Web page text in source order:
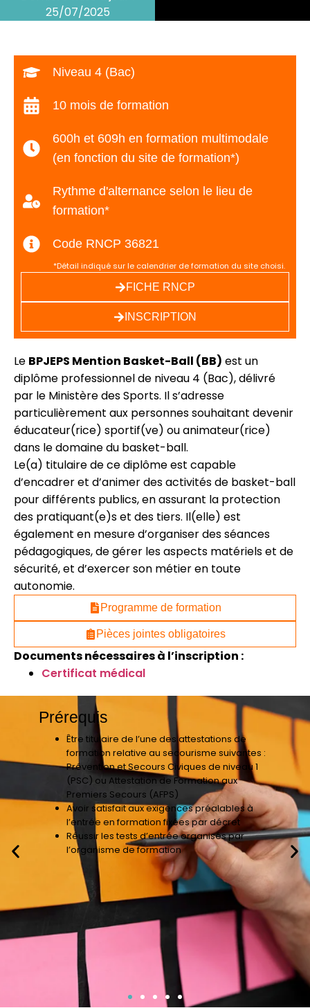
25/07/2025
Niveau 4 (Bac)
10 mois de formation
600h et 609h en formation multimodale
(en fonction du site de formation*)
Rythme d'alternance selon le lieu de
formation*
Code RNCP 36821
*Détail indiqué sur le calendrier de formation du site choisi.
FICHE RNCP
INSCRIPTION
Le BPJEPS Mention Basket-Ball (BB) est un
diplôme professionnel de niveau 4 (Bac), délivré
par le Ministère des Sports. Il s’adresse
particulièrement aux personnes souhaitant devenir
éducateur(rice) sportif(ve) ou animateur(rice)
dans le domaine du basket-ball.
Le(a) titulaire de ce diplôme est capable
d’encadrer et d’animer des activités de basket-ball
pour différents publics, en assurant la protection
des pratiquant(e)s et des tiers. Il(elle) est
également en mesure d’organiser des séances
pédagogiques, de gérer les aspects matériels et de
sécurité, et d’exercer son métier en toute
autonomie.
Programme de formation
Pièces jointes obligatoires
Documents nécessaires à l’inscription :
Certificat médical
Prérequis
Être titulaire de l’une des attestations de
formation relative au secourisme suivantes :
Prévention et Secours Civiques de niveau 1
(PSC) ou Attestation de Formation aux
Premiers Secours (AFPS)
Avoir satisfait aux exigences préalables à
l’entrée en formation fixées par décret
Réussir les tests d’entrée organisés par
l’organisme de formation